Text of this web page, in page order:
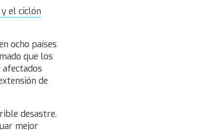
el ciclón
ocho países
que los
de
desastre.
mejor